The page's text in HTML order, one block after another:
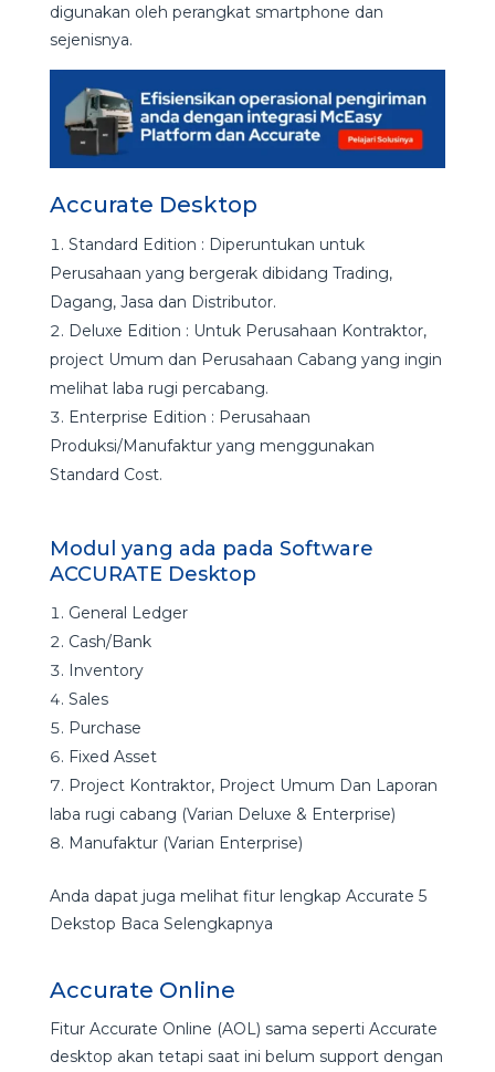
digunakan oleh perangkat smartphone dan
sejenisnya.
Accurate Desktop
Standard Edition : Diperuntukan untuk
Perusahaan yang bergerak dibidang Trading,
Dagang, Jasa dan Distributor.
Deluxe Edition : Untuk Perusahaan Kontraktor,
project Umum dan Perusahaan Cabang yang ingin
melihat laba rugi percabang.
Enterprise Edition : Perusahaan
Produksi/Manufaktur yang menggunakan
Standard Cost.
Modul yang ada pada Software
ACCURATE Desktop
General Ledger
Cash/Bank
Inventory
Sales
Purchase
Fixed Asset
Project Kontraktor, Project Umum Dan Laporan
laba rugi cabang (Varian Deluxe & Enterprise)
Manufaktur (Varian Enterprise)
Anda dapat juga melihat fitur lengkap Accurate 5
Dekstop Baca Selengkapnya
Accurate Online
Fitur Accurate Online (AOL) sama seperti Accurate
desktop akan tetapi saat ini belum support dengan